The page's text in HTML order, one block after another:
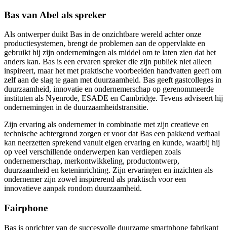
Bas van Abel als spreker
Als ontwerper duikt Bas in de onzichtbare wereld achter onze
productiesystemen, brengt de problemen aan de oppervlakte en
gebruikt hij zijn ondernemingen als middel om te laten zien dat het
anders kan. Bas is een ervaren spreker die zijn publiek niet alleen
inspireert, maar het met praktische voorbeelden handvatten geeft om
zelf aan de slag te gaan met duurzaamheid. Bas geeft gastcolleges in
duurzaamheid, innovatie en ondernemerschap op gerenommeerde
instituten als Nyenrode, ESADE en Cambridge. Tevens adviseert hij
ondernemingen in de duurzaamheidstransitie.
Zijn ervaring als ondernemer in combinatie met zijn creatieve en
technische achtergrond zorgen er voor dat Bas een pakkend verhaal
kan neerzetten sprekend vanuit eigen ervaring en kunde, waarbij hij
op veel verschillende onderwerpen kan verdiepen zoals
ondernemerschap, merkontwikkeling, productontwerp,
duurzaamheid en keteninrichting. Zijn ervaringen en inzichten als
ondernemer zijn zowel inspirerend als praktisch voor een
innovatieve aanpak rondom duurzaamheid.
Fairphone
Bas is oprichter van de succesvolle duurzame smartphone fabrikant